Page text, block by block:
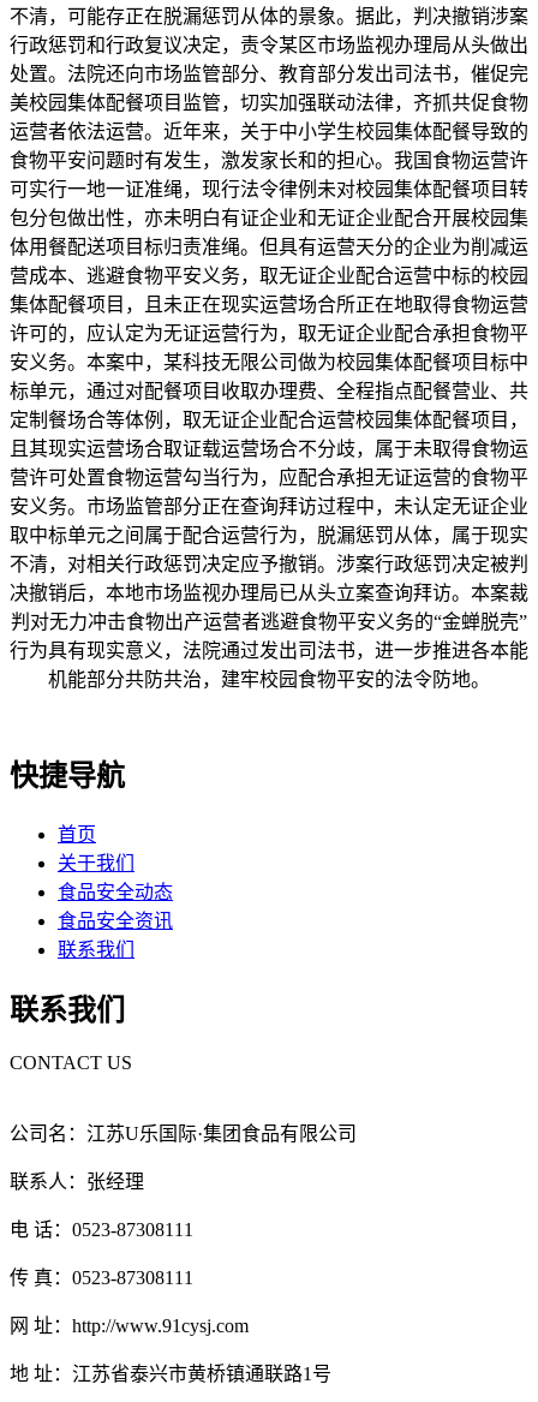
不清，可能存正在脱漏惩罚从体的景象。据此，判决撤销涉案
行政惩罚和行政复议决定，责令某区市场监视办理局从头做出
处置。法院还向市场监管部分、教育部分发出司法书，催促完
美校园集体配餐项目监管，切实加强联动法律，齐抓共促食物
运营者依法运营。近年来，关于中小学生校园集体配餐导致的
食物平安问题时有发生，激发家长和的担心。我国食物运营许
可实行一地一证准绳，现行法令律例未对校园集体配餐项目转
包分包做出性，亦未明白有证企业和无证企业配合开展校园集
体用餐配送项目标归责准绳。但具有运营天分的企业为削减运
营成本、逃避食物平安义务，取无证企业配合运营中标的校园
集体配餐项目，且未正在现实运营场合所正在地取得食物运营
许可的，应认定为无证运营行为，取无证企业配合承担食物平
安义务。本案中，某科技无限公司做为校园集体配餐项目标中
标单元，通过对配餐项目收取办理费、全程指点配餐营业、共
定制餐场合等体例，取无证企业配合运营校园集体配餐项目，
且其现实运营场合取证载运营场合不分歧，属于未取得食物运
营许可处置食物运营勾当行为，应配合承担无证运营的食物平
安义务。市场监管部分正在查询拜访过程中，未认定无证企业
取中标单元之间属于配合运营行为，脱漏惩罚从体，属于现实
不清，对相关行政惩罚决定应予撤销。涉案行政惩罚决定被判
决撤销后，本地市场监视办理局已从头立案查询拜访。本案裁
判对无力冲击食物出产运营者逃避食物平安义务的“金蝉脱壳”
行为具有现实意义，法院通过发出司法书，进一步推进各本能
机能部分共防共治，建牢校园食物平安的法令防地。
快捷导航
首页
关于我们
食品安全动态
食品安全资讯
联系我们
联系我们
CONTACT US
公司名：江苏U乐国际·集团食品有限公司
联系人：张经理
电 话：0523-87308111
传 真：0523-87308111
网 址：http://www.91cysj.com
地 址：江苏省泰兴市黄桥镇通联路1号